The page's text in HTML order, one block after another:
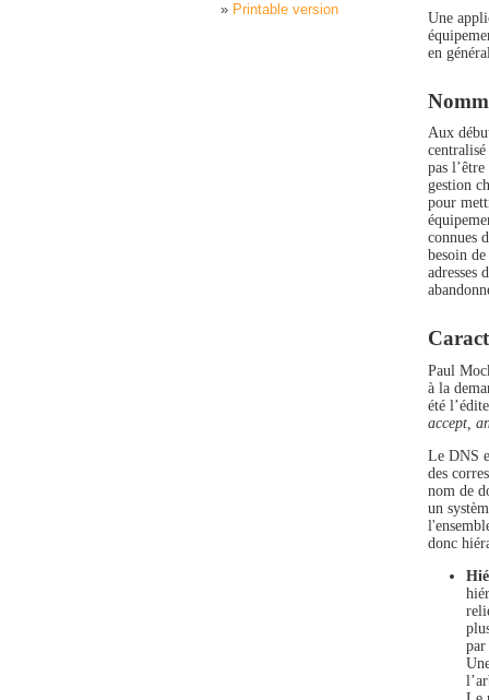
Une
en
Aux
pas
gestion
pour
connues
besoin
adresses
Paul
à la
été
accept,
Le DNS
des
nom de
un
donc
par
Printable version